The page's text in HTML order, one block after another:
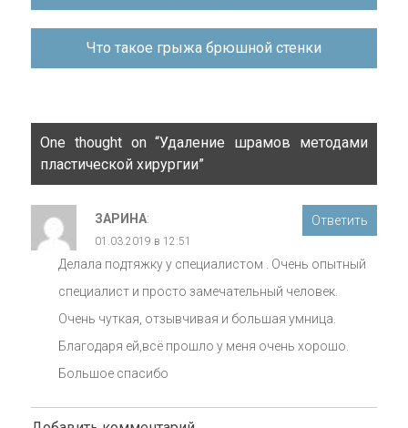
Что такое грыжа брюшной стенки
One thought on “Удаление шрамов методами
пластической хирургии”
ЗАРИНА:
01.03.2019 в 12:51
Делала подтяжку у специалистом . Очень опытный
специалист и просто замечательный человек.
Очень чуткая, отзывчивая и большая умница.
Благодаря ей,всё прошло у меня очень хорошо.
Большое спасибо
Ответить